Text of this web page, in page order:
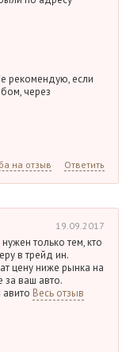
рекомендую, если
через
на отзыв Ответить
19.09.2017
только тем, кто
в трейд ин.
цену ниже рынка на
за ваш авто.
авито Весь отзыв